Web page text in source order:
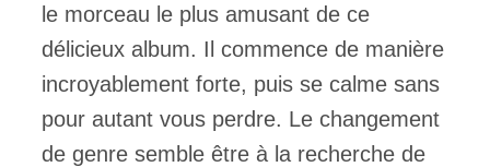
le morceau le plus amusant de ce
délicieux album. Il commence de manière
incroyablement forte, puis se calme sans
pour autant vous perdre. Le changement
de genre semble être à la recherche de